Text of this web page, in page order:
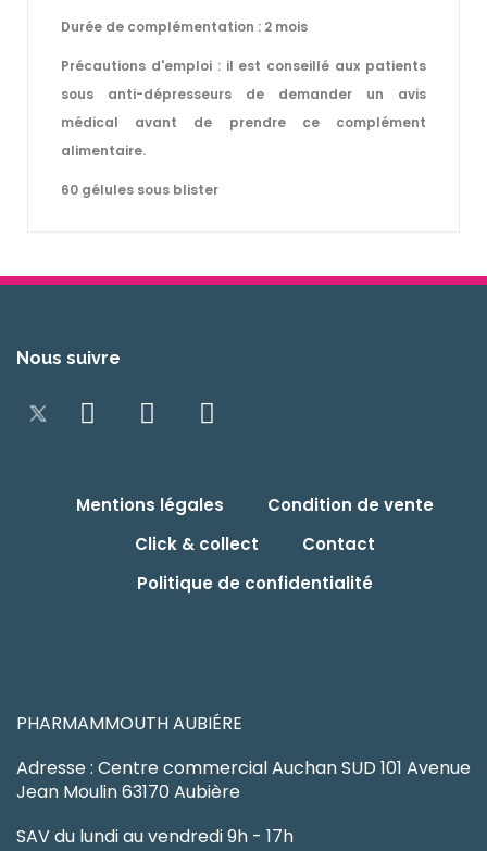
Durée de complémentation : 2 mois
Précautions d'emploi : il est conseillé aux patients
sous anti-dépresseurs de demander un avis
médical avant de prendre ce complément
alimentaire.
60 gélules sous blister
Nous suivre
Mentions légales
Condition de vente
Click & collect
Contact
Politique de confidentialité
PHARMAMMOUTH AUBIÉRE
Adresse : Centre commercial Auchan SUD 101 Avenue
Jean Moulin 63170 Aubière
SAV du lundi au vendredi 9h - 17h